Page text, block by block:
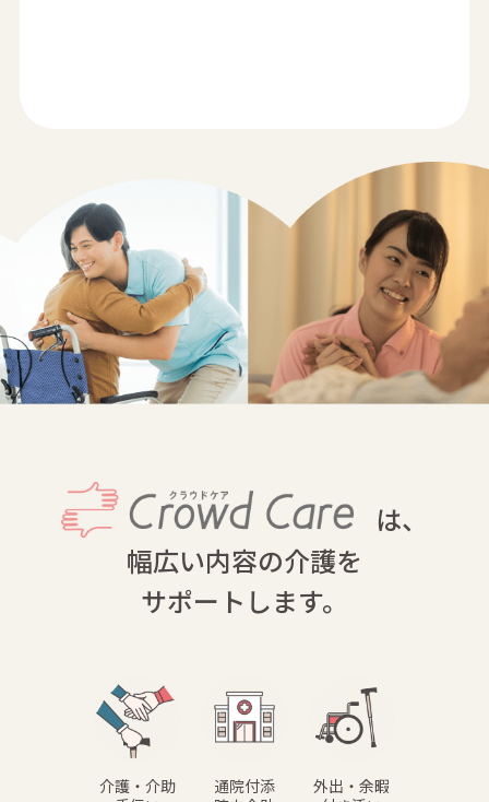
は、
幅広い内容の介護を
サポートします。
介護・介助
通院付添
外出・余暇